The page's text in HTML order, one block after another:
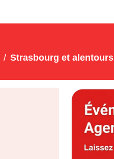
Strasbourg et alentours